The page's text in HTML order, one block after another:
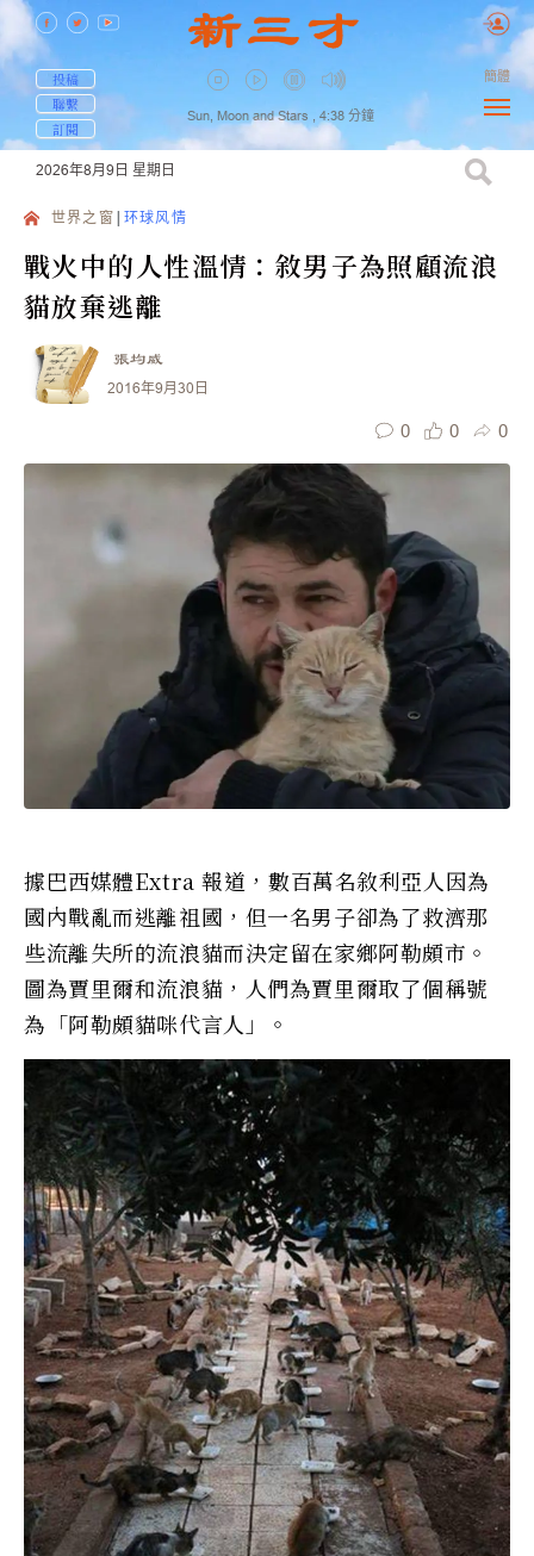
投稿
聯繫
訂閱
Sun, Moon and Stars , 4:38 分鐘
簡體
2026年8月9日 星期日
世界之窗 环球风情
戰火中的人性溫情：敘男子為照顧流浪
貓放棄逃離
張均威
2016年9月30日
0 0 0
據巴西媒體Extra 報道，數百萬名敘利亞人因為
國內戰亂而逃離祖國，但一名男子卻為了救濟那
些流離失所的流浪貓而決定留在家鄉阿勒頗市。
圖為賈里爾和流浪貓，人們為賈里爾取了個稱號
為「阿勒頗貓咪代言人」。